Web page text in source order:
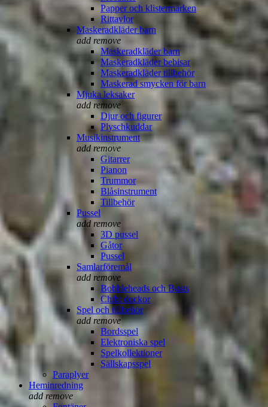
Papper och klistermärken
Rittavlor
Maskeradkläder barn
add remove
Maskeradkläder barn
Maskeradkläder bebisar
Maskeradkläder tillbehör
Maskerad smycken för barn
Mjuka leksaker
add remove
Djur och figurer
Plyschkuddar
Musikinstrument
add remove
Gitarrer
Pianon
Trummor
Blåsinstrument
Tillbehör
Pussel
add remove
3D pussel
Gåtor
Pussel
Samlarföremål
add remove
Bobbleheads och Busts
Chibi dockor
Spel och tillbehör
add remove
Bordsspel
Elektroniska spel
Spelkollektioner
Sällskapsspel
Paraplyer
Heminredning
add remove